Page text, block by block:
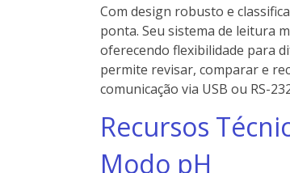
Com design robusto e
ponta. Seu sistema de leitura
oferecendo flexibilidade para
permite revisar, comparar e
comunicação via USB ou RS-
Recursos
Modo pH